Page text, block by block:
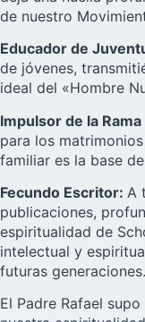
de nuestro
Educador de
de jóvenes,
ideal del «Hombre
Impulsor de la
para los
familiar es la base
Fecundo Escritor: A
publicaciones,
espiritualidad de
intelectual y
futuras generaciones.
El Padre Rafael